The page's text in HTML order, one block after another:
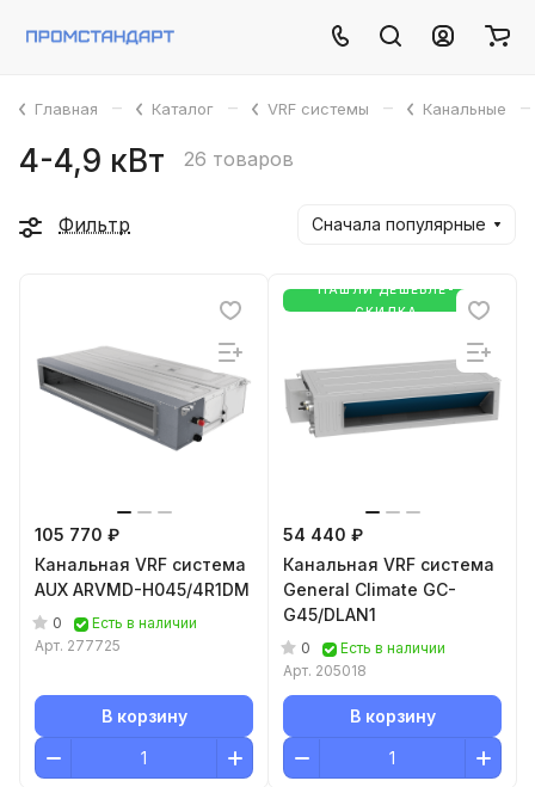
Главная – Каталог – VRF системы – Канальные –
4-4,9 кВт 26 товаров
Фильтр Сначала популярные
105 770 ₽
Канальная VRF система
AUX ARVMD-H045/4R1DM
0
Есть в наличии
Арт. 277725
В корзину
НАШЛИ ДЕШЕВЛЕ-
СКИДКА
54 440 ₽
Канальная VRF система
General Climate GC-
G45/DLAN1
0
Есть в наличии
Арт. 205018
В корзину